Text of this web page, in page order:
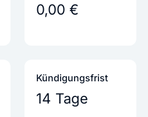
0,00 €
Kündigungs­frist
14 Tage